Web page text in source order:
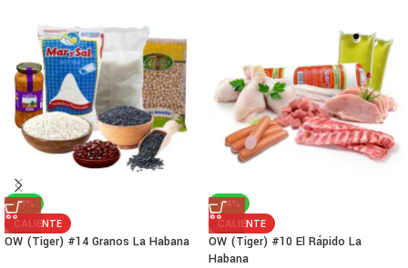
-11%
CALIENTE
OW (Tiger) #14 Granos La Habana
-14%
CALIENTE
OW (Tiger) #10 El Rápido La
Habana